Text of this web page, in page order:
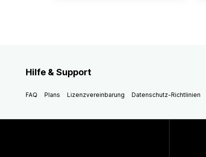
Hilfe & Support
FAQ Plans Lizenzvereinbarung Datenschutz-Richtlinien